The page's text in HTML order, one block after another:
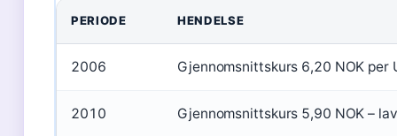
PERIODE HENDELSE
2006 Gjennomsnittskurs 6,20 NOK per
2010 Gjennomsnittskurs 5,90 NOK –